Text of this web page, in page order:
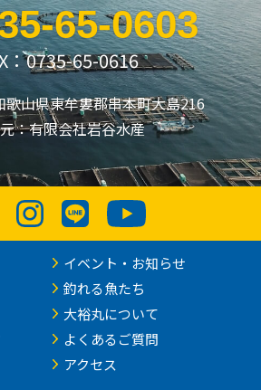
65-0603
：0735-65-0616
歌山県東牟婁郡串本町大島216
：有限会社岩谷水産
イベント・お知らせ
釣れる魚たち
大裕丸について
よくあるご質問
アクセス